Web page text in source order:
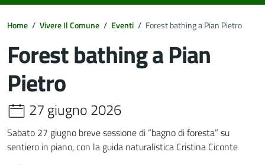
Home / Vivere Il Comune / Eventi / Forest bathing a Pian Pietro
Forest bathing a Pian
Pietro
27 giugno 2026
Sabato 27 giugno breve sessione di “bagno di foresta” su
sentiero in piano, con la guida naturalistica Cristina Ciconte